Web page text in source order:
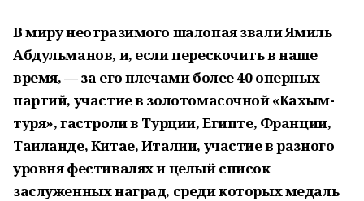
В миру неотразимого шалопая звали Ямиль
Абдульманов, и, если перескочить в наше
время, — за его плечами более 40 оперных
партий, участие в золотомасочной «Кахым-
туря», гастроли в Турции, Египте, Франции,
Таиланде, Китае, Италии, участие в разного
уровня фестивалях и целый список
заслуженных наград, среди которых медаль